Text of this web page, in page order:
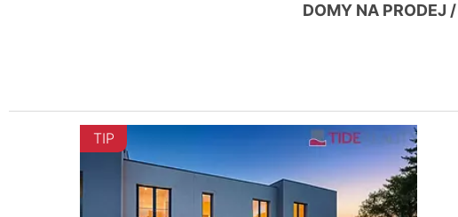
DOMY NA PRODEJ /
TIP